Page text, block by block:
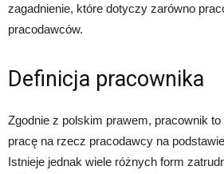
zagadnienie, które dotyczy zarówno
pracodawców.
Definicja pracownika
Zgodnie z polskim prawem, pracownik
pracę na rzecz pracodawcy na
Istnieje jednak wiele różnych form